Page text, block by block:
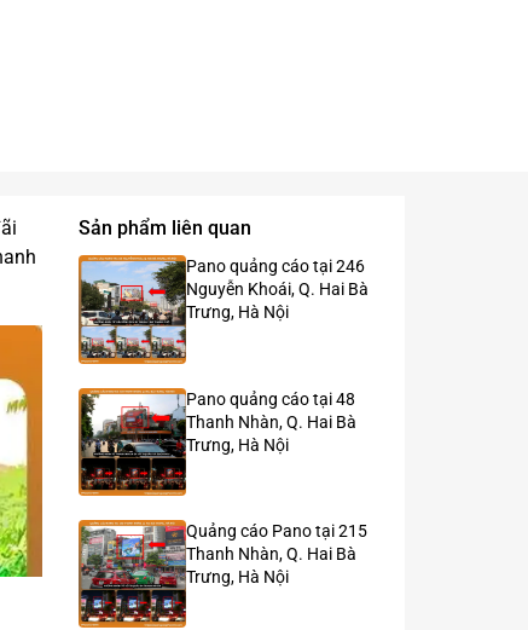
Sản phẩm liên quan
Pano quảng cáo tại 246
Nguyễn Khoái, Q. Hai Bà
Trưng, Hà Nội
Pano quảng cáo tại 48
Thanh Nhàn, Q. Hai Bà
Trưng, Hà Nội
Quảng cáo Pano tại 215
Thanh Nhàn, Q. Hai Bà
Trưng, Hà Nội